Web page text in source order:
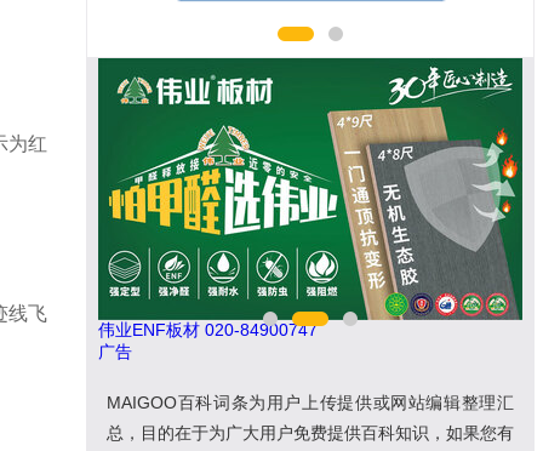
为红
线飞
伟业ENF板材 020-84900747
广告
MAIGOO百科词条为用户上传提供或网站编辑整理汇
总，目的在于为广大用户免费提供百科知识，如果您有